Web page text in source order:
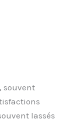
souvent
lassés